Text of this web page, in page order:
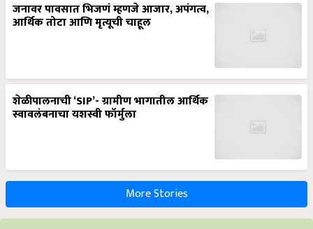
जनावर पावसात भिजणं म्हणजे आजार, अपंगत्व,
आर्थिक तोटा आणि मृत्यूची चाहूल
शेळीपालनाची ‘SIP’- ग्रामीण भागातील आर्थिक
स्वावलंबनाचा यशस्वी फॉर्मुला
More Stories